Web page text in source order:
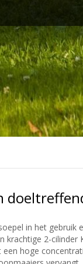
Diesel (6)
Benzine (9)
Electric (2)
in het gebruik
krachtige 2-cilinder
hoge